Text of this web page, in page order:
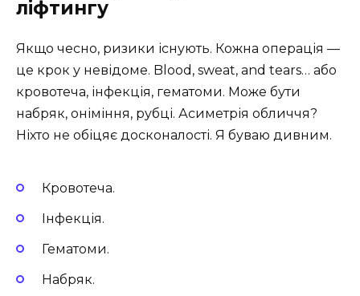
ліфтингу
Якщо чесно, ризики існують. Кожна операція —
це крок у невідоме. Blood, sweat, and tears… або
кровотеча, інфекція, гематоми. Може бути
набряк, оніміння, рубці. Асиметрія обличчя?
Ніхто не обіцяє досконалості. Я буваю дивним.
Кровотеча.
Інфекція.
Гематоми.
Набряк.